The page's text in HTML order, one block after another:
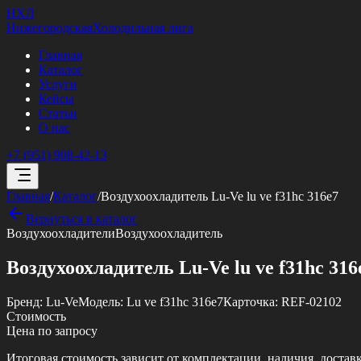
НХЛ
НижегородскаяХолодильная лига
Главная
Каталог
Услуги
Кейсы
Статьи
О нас
+7 (951) 908-42-13
Главная/Каталог/Воздухоохладитель Lu-Ve lu ve f31hc 316e7
Вернуться в каталог
ВоздухоохладителиВоздухоохладитель
Воздухоохладитель Lu-Ve lu ve f31hc
Бренд: Lu-VeМодель: Lu ve f31hc 316e7Карточка: REF-02102
Стоимость
Цена по запросу
Итоговая стоимость зависит от комплектации, наличия,